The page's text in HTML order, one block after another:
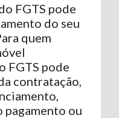
FGTS pode
do seu
quem
FGTS pode
contratação,
ou